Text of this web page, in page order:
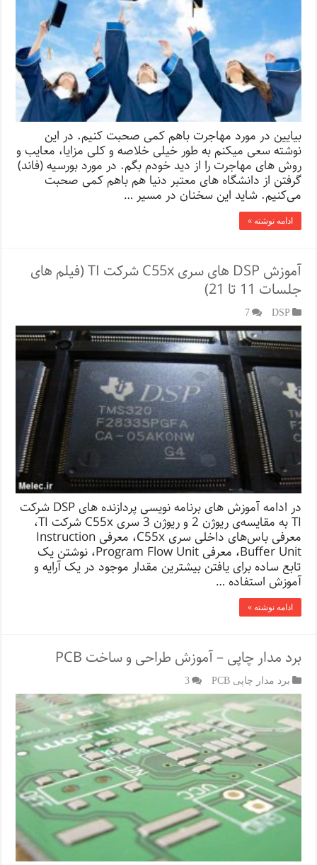
بیایین در مورد مهاجرت باهم کمی صحبت کنیم. در این
نوشته سعی میکنم به طور خیلی خلاصه و کلی مزایا، معایب و
روش های مهاجرت را از دید خودم بگم. در مورد بورسیه (فاند)
گرفتن از دانشگاه های معتبر دنیا هم باهم کمی صحبت
می‌کنیم. شاید این سخنان در مسیر …
ادامه نوشته »
آموزش DSP های سری C55x شرکت TI (فیلم های
جلسات 11 تا 21)
DSP
7
در ادامه آموزش های برنامه نویسی پردازنده های DSP شرکت
TI به مقایسه‌ی ریوژن 2 و ریوژن 3 سری C55x شرکت TI،
معرفی باس‌های داخلی سری C55x‌، معرفی Instruction
Buffer Unit، معرفی Program Flow Unit، نوشتن یک
تابع ساده برای یافتن بیشترین مقدار موجود در یک آرایه و
آموزش استفاده …
ادامه نوشته »
برد مدار چاپی – آموزش طراحی و ساخت PCB
برد مدار چاپی PCB 3